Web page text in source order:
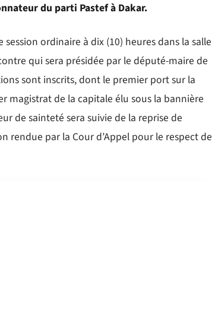
du parti Pastef à Dakar.
ordinaire à dix (10) heures dans la salle
qui sera présidée par le député-maire de
sont inscrits, dont le premier port sur la
magistrat de la capitale élu sous la bannière
de sainteté sera suivie de la reprise de
rendue par la Cour d’Appel pour le respect de